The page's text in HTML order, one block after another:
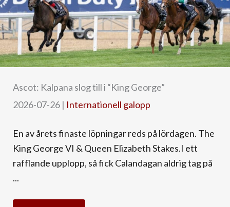
Ascot: Kalpana slog till i “King George”
2026-07-26 | Internationell galopp
En av årets finaste löpningar reds på lördagen. The
King George VI & Queen Elizabeth Stakes.I ett
rafflande upplopp, så fick Calandagan aldrig tag på
...